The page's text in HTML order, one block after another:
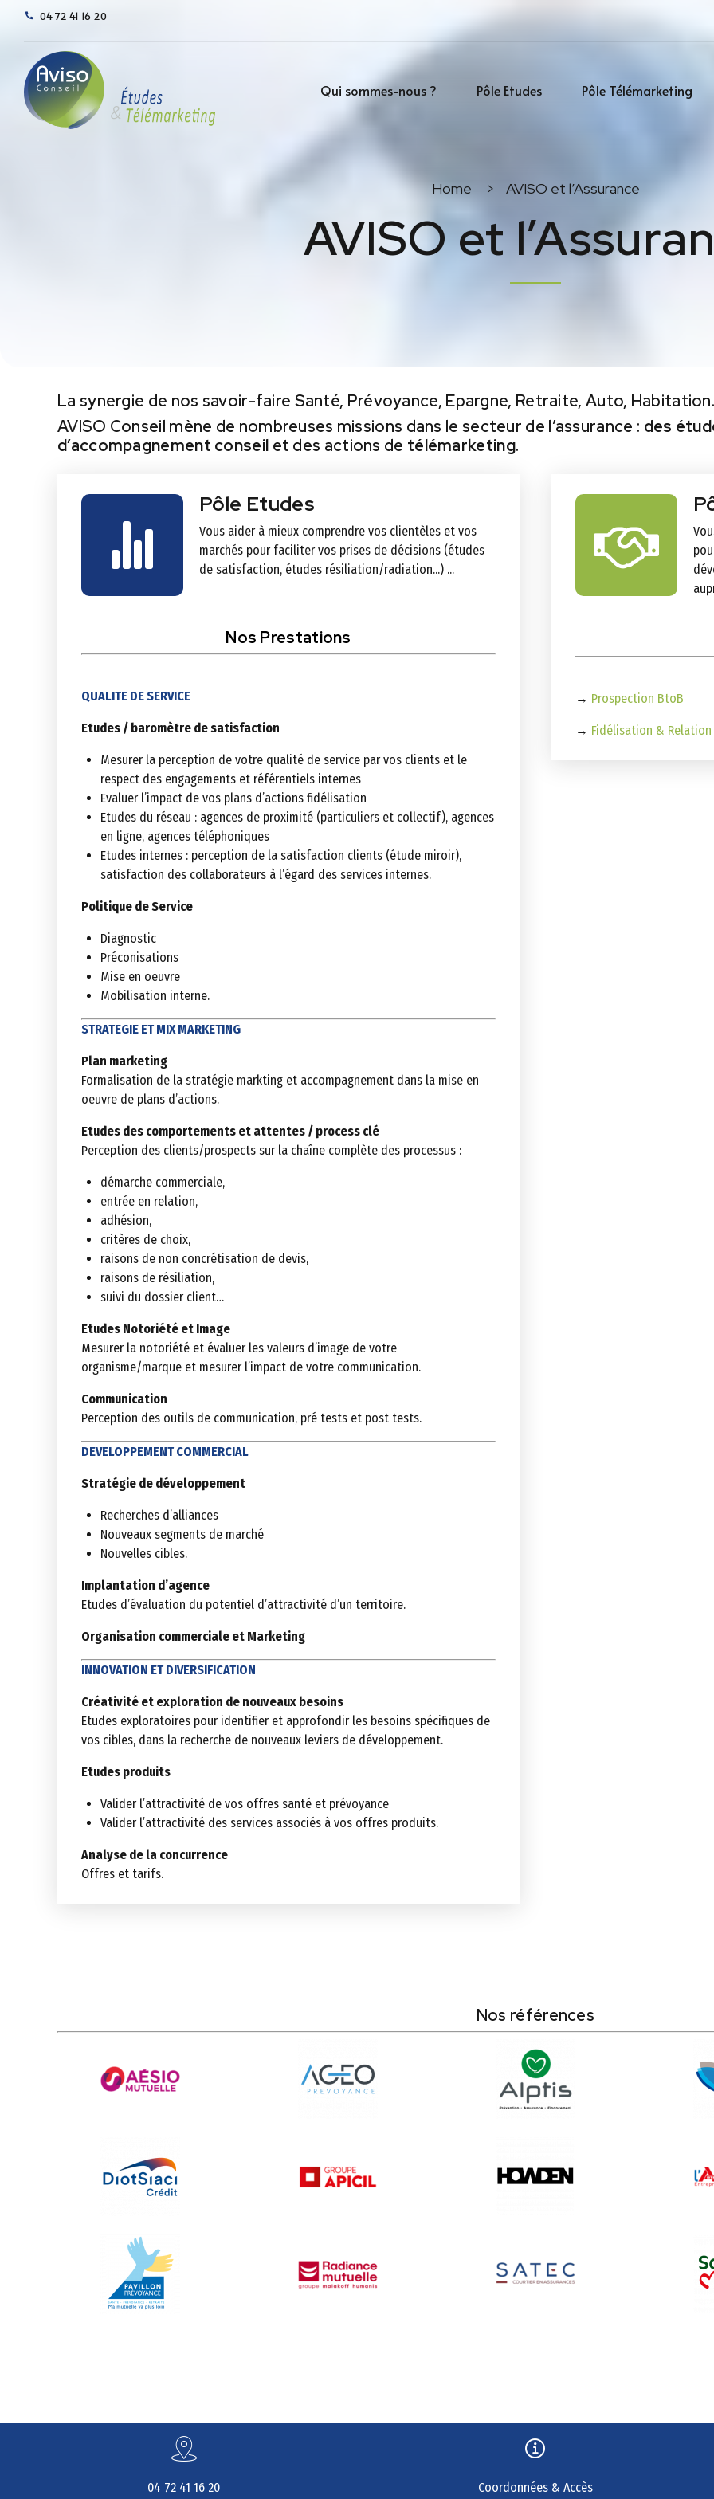
04 72 41 16 20
Qui sommes-nous ? Pôle Etudes Pôle Télémarketing
Home AVISO et l’Assurance
AVISO et
La synergie de nos savoir-faire Santé, Prévoyance, Epargne, Retraite, Auto,
AVISO Conseil mène de nombreuses missions dans le secteur de l’assurance : des
d’accompagnement conseil et des actions de télémarketing.
Pôle Etudes
Vous aider à mieux comprendre vos clientèles et vos
marchés pour faciliter vos prises de décisions (études
de satisfaction, études résiliation/radiation...) ...
Nos Prestations
QUALITE DE SERVICE
Etudes / baromètre de satisfaction
Mesurer la perception de votre qualité de service par vos clients et le
respect des engagements et référentiels internes
Evaluer l’impact de vos plans d’actions fidélisation
Etudes du réseau : agences de proximité (particuliers et collectif), agences
en ligne, agences téléphoniques
Etudes internes : perception de la satisfaction clients (étude miroir),
satisfaction des collaborateurs à l’égard des services internes.
Politique de Service
Diagnostic
Préconisations
Mise en oeuvre
Mobilisation interne.
STRATEGIE ET MIX MARKETING
Plan marketing
Formalisation de la stratégie markting et accompagnement dans la mise en
oeuvre de plans d’actions.
Etudes des comportements et attentes / process clé
Perception des clients/prospects sur la chaîne complète des processus :
démarche commerciale,
entrée en relation,
adhésion,
critères de choix,
raisons de non concrétisation de devis,
raisons de résiliation,
suivi du dossier client…
Etudes Notoriété et Image
Mesurer la notoriété et évaluer les valeurs d’image de votre
organisme/marque et mesurer l’impact de votre communication.
Communication
Perception des outils de communication, pré tests et post tests.
DEVELOPPEMENT COMMERCIAL
Stratégie de développement
Recherches d’alliances
Nouveaux segments de marché
Nouvelles cibles.
Implantation d’agence
Etudes d’évaluation du potentiel d’attractivité d’un territoire.
Organisation commerciale et Marketing
INNOVATION ET DIVERSIFICATION
Créativité et exploration de nouveaux besoins
Etudes exploratoires pour identifier et approfondir les besoins spécifiques de
vos cibles, dans la recherche de nouveaux leviers de développement.
Etudes produits
Valider l’attractivité de vos offres santé et prévoyance
Valider l’attractivité des services associés à vos offres produits.
Analyse de la concurrence
Offres et tarifs.
→ Prospection BtoB
→ Fidélisation &
Nos références
04 72 41 16 20 Coordonnées & Accès